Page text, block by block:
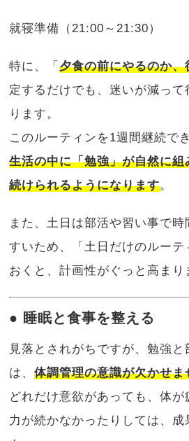
就寝準備（21:00～21:30）
特に、「夕食の前にやるのか、
定するだけでも、迷いが減って
ります。
このルーティンを1週間継続で
生活の中に「勉強」が自然に
続けられるようになります。
また、土日は部活や習い事で
すいため、「土日だけのルーテ
おくと、計画性がぐっと高まり
● 睡眠と食事を整える
見落とされがちですが、勉強
は、体調管理の意識が欠かせま
どれだけ意欲があっても、体が
力が続かなかったりしては、